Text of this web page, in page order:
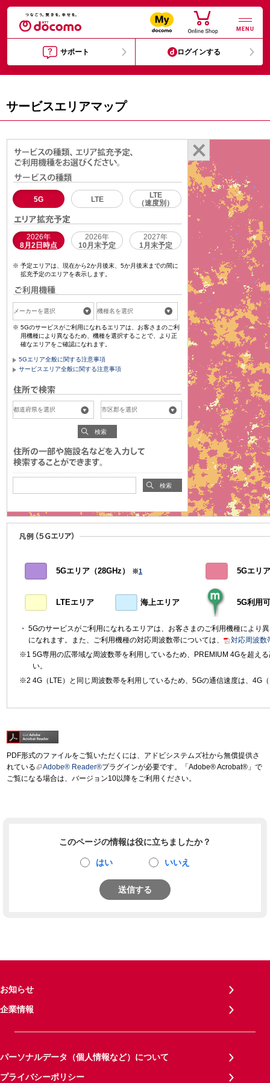
MENU
サポート ログインする
サービスエリアマップ
5G LTE
LTE
（速度別）
2026年
8月2日時点
2026年
10月末予定
2027年
1月末予定
予定エリアは、現在から2か月後末、5か月後末までの間に
拡充予定のエリアを表示します。
5Gのサービスがご利用になれるエリアは、お客さまのご利
用機種により異なるため、機種を選択することで、より正
確なエリアをご確認になれます。
5Gエリア全般に関する注意事項
サービスエリア全般に関する注意事項
検索
検索
5Gエリア（28GHz） ※1 5Gエリ
LTEエリア 海上エリア 5G利用
5Gのサービスがご利用になれるエリアは、お客さまのご利用機種により
になれます。また、ご利用機種の対応周波数帯については、
対応周波数
5G専用の広帯域な周波数帯を利用しているため、PREMIUM 4Gを超え
い。
4G（LTE）と同じ周波数帯を利用しているため、5Gの通信速度は、4G
PDF形式のファイルをご覧いただくには、アドビシステムズ社から無償提供さ
れている
Adobe® Reader®プラグインが必要です。「Adobe® Acrobat®」で
ご覧になる場合は、バージョン10以降をご利用ください。
このページの情報は役に立ちましたか？
はい いいえ
送信する
お知らせ
企業情報
パーソナルデータ（個人情報など）について
プライバシーポリシー